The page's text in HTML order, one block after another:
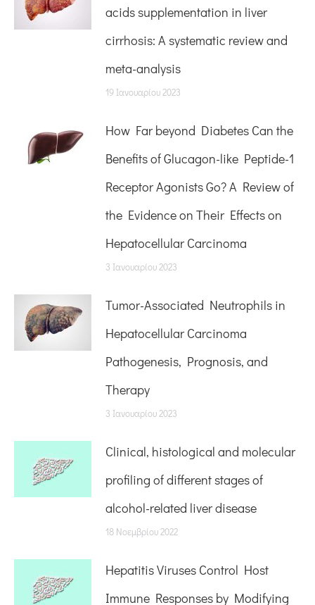
acids supplementation in liver
cirrhosis: A systematic review and
meta-analysis
19 Ιανουαρίου 2023
How Far beyond Diabetes Can the
Benefits of Glucagon-like Peptide-1
Receptor Agonists Go? A Review of
the Evidence on Their Effects on
Hepatocellular Carcinoma
3 Ιανουαρίου 2023
Tumor-Associated Neutrophils in
Hepatocellular Carcinoma
Pathogenesis, Prognosis, and
Therapy
3 Ιανουαρίου 2023
Clinical, histological and molecular
profiling of different stages of
alcohol-related liver disease
18 Νοεμβρίου 2022
Hepatitis Viruses Control Host
Immune Responses by Modifying